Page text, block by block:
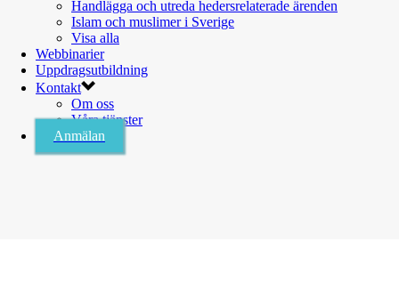
Handlägga och utreda hedersrelaterade ärenden
Islam och muslimer i Sverige
Visa alla
Webbinarier
Uppdragsutbildning
Kontakt
Om oss
Våra tjänster
Anmälan